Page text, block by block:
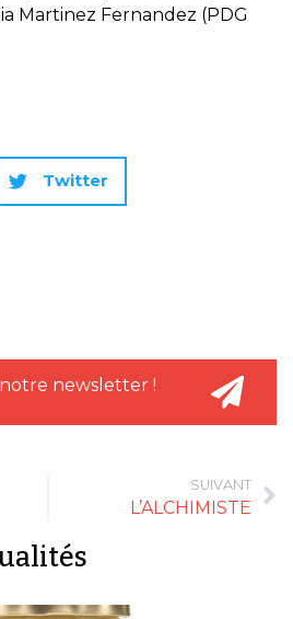
Martinez Fernandez (PDG
Twitter
newsletter !
SUIVANT
L’ALCHIMISTE